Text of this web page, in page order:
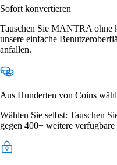
Sofort konvertieren
Tauschen Sie MANTRA ohne
unsere einfache
anfallen.
Aus Hunderten von Coins
Wählen Sie selbst: Tauschen
gegen 400+ weitere